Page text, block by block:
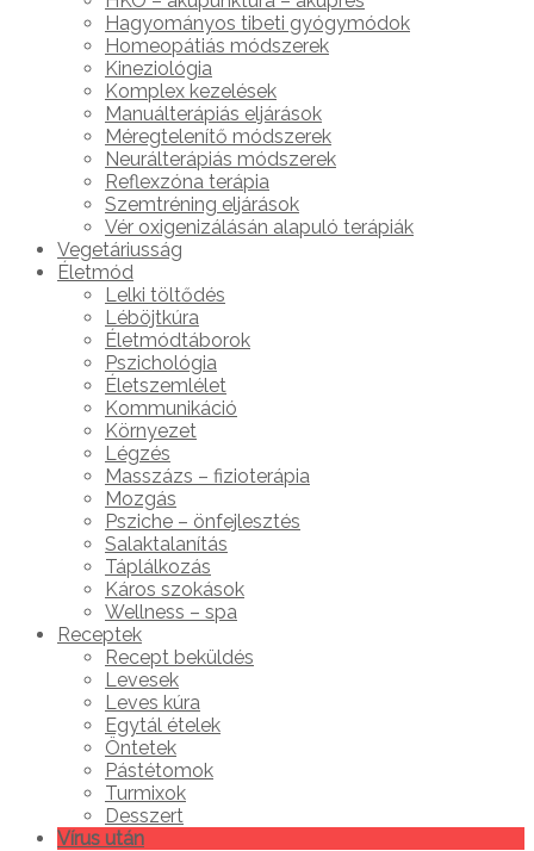
Hagyományos tibeti gyógymódok
Homeopátiás módszerek
Kineziológia
Komplex kezelések
Manuálterápiás eljárások
Méregtelenítő módszerek
Neurálterápiás módszerek
Reflexzóna terápia
Szemtréning eljárások
Vér oxigenizálásán alapuló terápiák
Vegetáriusság
Életmód
Lelki töltődés
Léböjtkúra
Életmódtáborok
Pszichológia
Életszemlélet
Kommunikáció
Környezet
Légzés
Masszázs – fizioterápia
Mozgás
Psziche – önfejlesztés
Salaktalanítás
Táplálkozás
Káros szokások
Wellness – spa
Receptek
Recept beküldés
Levesek
Leves kúra
Egytál ételek
Öntetek
Pástétomok
Turmixok
Desszert
Vírus után